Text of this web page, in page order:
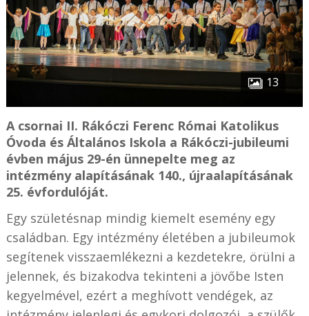
13
A csornai II. Rákóczi Ferenc Római Katolikus
Óvoda és Általános Iskola a Rákóczi-jubileumi
évben május 29-én ünnepelte meg az
intézmény alapításának 140., újraalapításának
25. évfordulóját.
Egy születésnap mindig kiemelt esemény egy
családban. Egy intézmény életében a jubileumok
segítenek visszaemlékezni a kezdetekre, örülni a
jelennek, és bizakodva tekinteni a jövőbe Isten
kegyelmével, ezért a meghívott vendégek, az